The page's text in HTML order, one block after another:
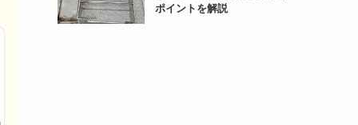
ポイントを解説